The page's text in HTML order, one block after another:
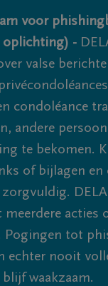
voor
-
valse
condoléance
andere
te bekomen.
of bijlagen en
zorgvuldig. DELA
meerdere acties
Pogingen tot
echter nooit
waakzaam.